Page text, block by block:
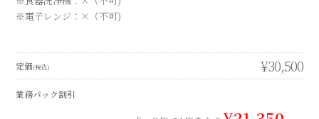
※電子レンジ：×（不可)
定価(税込) ¥30,500
業務パック割引